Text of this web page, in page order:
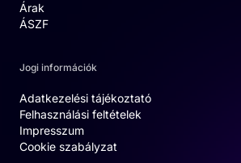
Árak
ÁSZF
Jogi információk
Adatkezelési tájékoztató
Felhasználási feltételek
Impresszum
Cookie szabályzat